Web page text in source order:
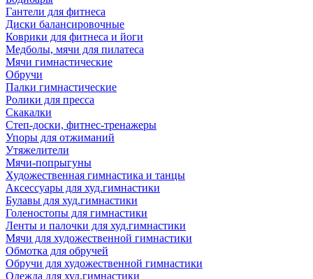
Гантели для фитнеса
Диски балансировочные
Коврики для фитнеса и йоги
Медболы, мячи для пилатеса
Мячи гимнастические
Обручи
Палки гимнастические
Ролики для пресса
Скакалки
Степ-доски, фитнес-тренажеры
Упоры для отжиманий
Утяжелители
Мячи-попрыгуны
Художественная гимнастика и танцы
Аксессуары для худ.гимнастики
Булавы для худ.гимнастики
Голеностопы для гимнастики
Ленты и палочки для худ.гимнастики
Мячи для художественной гимнастики
Обмотка для обручей
Обручи для художественной гимнастики
Одежда для худ.гимнастики